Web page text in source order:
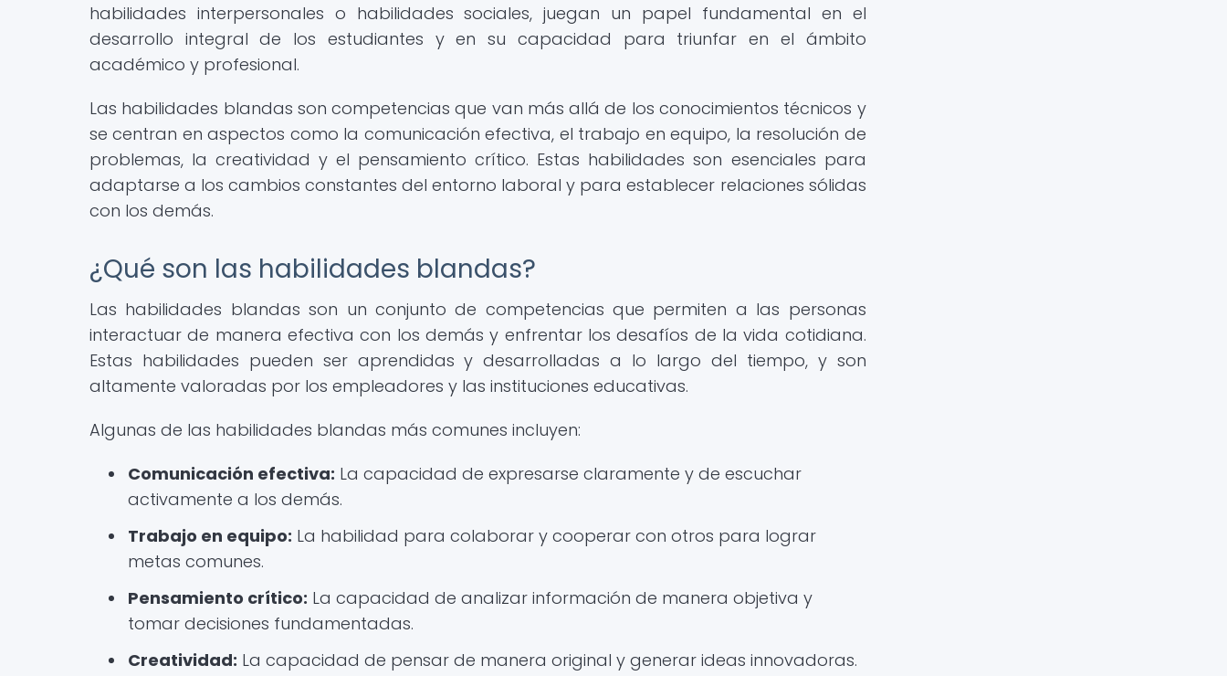
habilidades interpersonales o habilidades sociales, juegan un papel fundamental en el
desarrollo integral de los estudiantes y en su capacidad para triunfar en el ámbito
académico y profesional.
Las habilidades blandas son competencias que van más allá de los conocimientos técnicos y
se centran en aspectos como la comunicación efectiva, el trabajo en equipo, la resolución de
problemas, la creatividad y el pensamiento crítico. Estas habilidades son esenciales para
adaptarse a los cambios constantes del entorno laboral y para establecer relaciones sólidas
con los demás.
¿Qué son las habilidades blandas?
Las habilidades blandas son un conjunto de competencias que permiten a las personas
interactuar de manera efectiva con los demás y enfrentar los desafíos de la vida cotidiana.
Estas habilidades pueden ser aprendidas y desarrolladas a lo largo del tiempo, y son
altamente valoradas por los empleadores y las instituciones educativas.
Algunas de las habilidades blandas más comunes incluyen:
Comunicación efectiva: La capacidad de expresarse claramente y de escuchar
activamente a los demás.
Trabajo en equipo: La habilidad para colaborar y cooperar con otros para lograr
metas comunes.
Pensamiento crítico: La capacidad de analizar información de manera objetiva y
tomar decisiones fundamentadas.
Creatividad: La capacidad de pensar de manera original y generar ideas innovadoras.